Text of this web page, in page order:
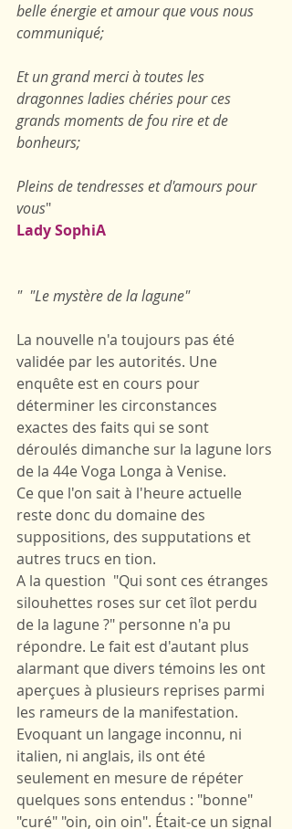
belle énergie et amour que vous nous
communiqué;
Et un grand merci à toutes les
dragonnes ladies chéries pour ces
grands moments de fou rire et de
bonheurs;
Pleins de tendresses et d'amours pour
vous"
Lady SophiA
"  "Le mystère de la lagune"
La nouvelle n'a toujours pas été
validée par les autorités. Une
enquête est en cours pour
déterminer les circonstances
exactes des faits qui se sont
déroulés dimanche sur la lagune lors
de la 44e Voga Longa à Venise.
Ce que l'on sait à l'heure actuelle
reste donc du domaine des
suppositions, des supputations et
autres trucs en tion.
A la question  "Qui sont ces étranges
silouhettes roses sur cet îlot perdu
de la lagune ?" personne n'a pu
répondre. Le fait est d'autant plus
alarmant que divers témoins les ont
aperçues à plusieurs reprises parmi
les rameurs de la manifestation.
Evoquant un langage inconnu, ni
italien, ni anglais, ils ont été
seulement en mesure de répéter
quelques sons entendus : "bonne"
"curé" "oin, oin oin". Était-ce un signal